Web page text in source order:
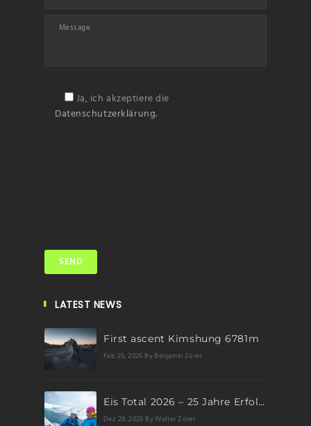
Ja, ich akzeptiere die
Datenschutzerklärung.
LATEST NEWS
First ascent Kimshung 6781m
Feb 25, 2026 By Benjamin Zörer
Eis Total 2026 – 25 Jahre Erfolgsgeschichte im steilen Eis
Dez 29, 2025 By Walter Zörer